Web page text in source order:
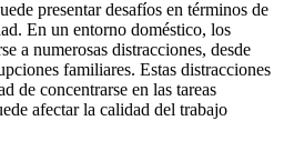
presentar desafíos en términos de
En un entorno doméstico, los
a numerosas distracciones, desde
familiares. Estas distracciones
de concentrarse en las tareas
afectar la calidad del trabajo